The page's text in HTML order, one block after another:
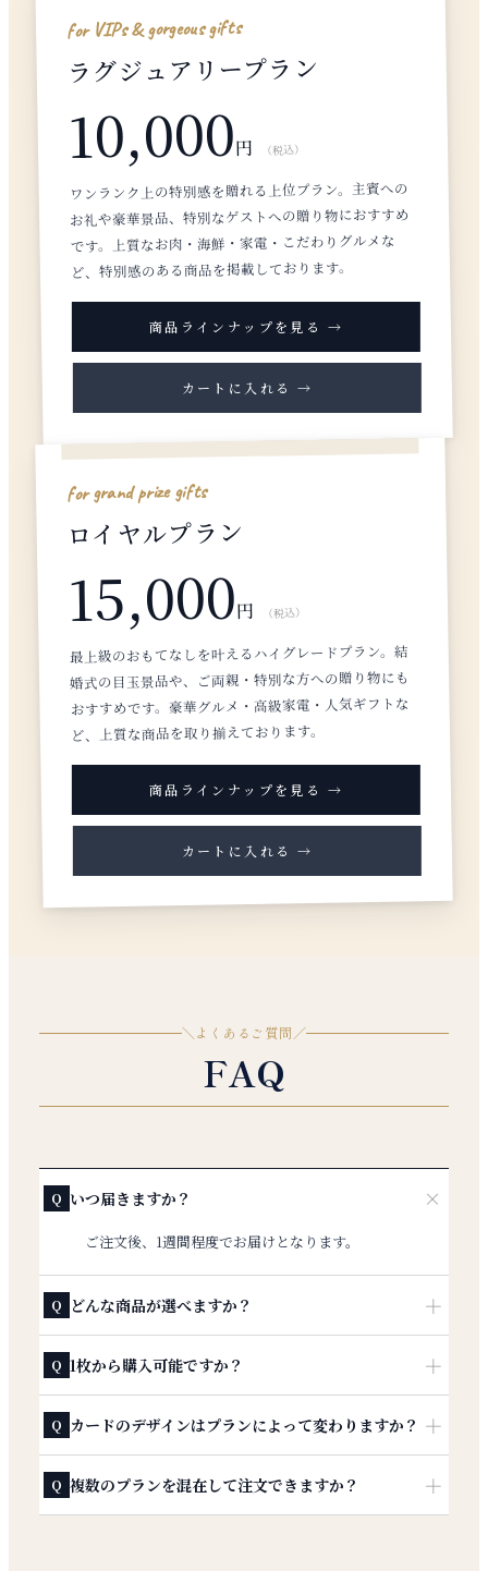
for VIPs & gorgeous gifts
ラグジュアリープラン
10,000円 （税込）
ワンランク上の特別感を贈れる上位プラン。主賓への
お礼や豪華景品、特別なゲストへの贈り物におすすめ
です。上質なお肉・海鮮・家電・こだわりグルメな
ど、特別感のある商品を掲載しております。
商品ラインナップを見る →
カートに入れる →
for grand prize gifts
ロイヤルプラン
15,000円 （税込）
最上級のおもてなしを叶えるハイグレードプラン。結
婚式の目玉景品や、ご両親・特別な方への贈り物にも
おすすめです。豪華グルメ・高級家電・人気ギフトな
ど、上質な商品を取り揃えております。
商品ラインナップを見る →
カートに入れる →
＼よくあるご質問／
FAQ
Q いつ届きますか？ ＋
ご注文後、1週間程度でお届けとなります。
Q どんな商品が選べますか？ ＋
Q 1枚から購入可能ですか？ ＋
Q カードのデザインはプランによって変わりますか？ ＋
Q 複数のプランを混在して注文できますか？ ＋